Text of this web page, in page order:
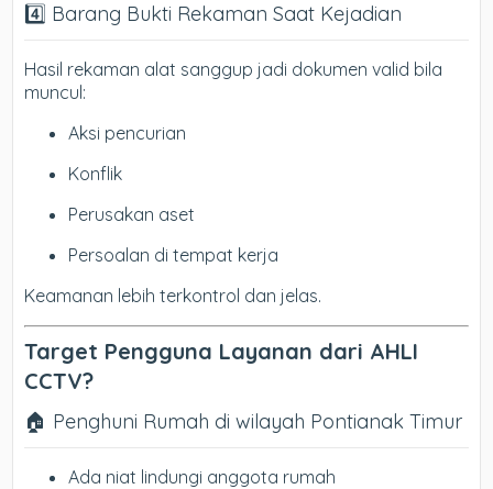
4️⃣ Barang Bukti Rekaman Saat Kejadian
Hasil rekaman alat sanggup jadi dokumen valid bila
muncul:
Aksi pencurian
Konflik
Perusakan aset
Persoalan di tempat kerja
Keamanan lebih terkontrol dan jelas.
Target Pengguna Layanan dari AHLI
CCTV?
🏠 Penghuni Rumah di wilayah Pontianak Timur
Ada niat lindungi anggota rumah